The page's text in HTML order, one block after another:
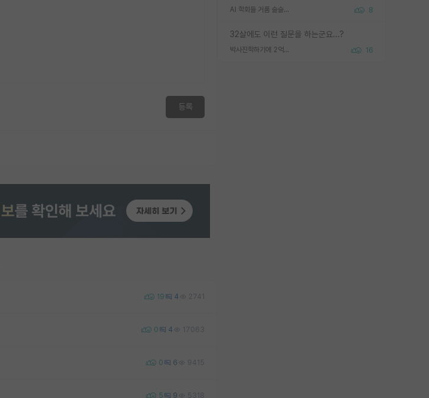
AI 학회들 거품 슬슬 지적이 나오네요 8
32살에도 이런 질문을 하는군요...?
박사진학하기에 2억은 괜찮은 (?) 정도의 경제력인가요 16
등록
19 4 2741
0 4 17063
0 6 9415
5 9 5318